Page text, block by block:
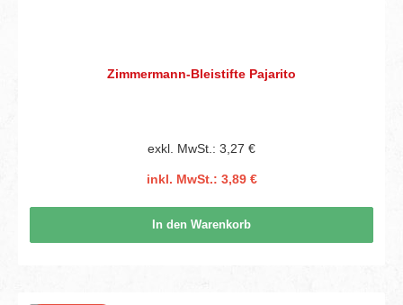
Zimmermann-Bleistifte Pajarito
exkl. MwSt.: 3,27 €
inkl. MwSt.: 3,89 €
In den Warenkorb